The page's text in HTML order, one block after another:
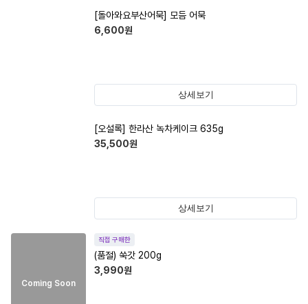
[돌아와요부산어묵] 모듬 어묵
6,600원
상세보기
[오설록] 한라산 녹차케이크 635g
35,500원
상세보기
Coming Soon
직접 구매한
(품절) 쑥갓 200g
3,990원